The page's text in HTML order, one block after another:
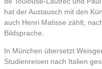
hat der Austausch mit den
auch Henri Matisse zählt,
Bildsprache.
In München übersetzt
Studienreisen nach Italien